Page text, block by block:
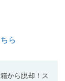
ら
から脱却！ス